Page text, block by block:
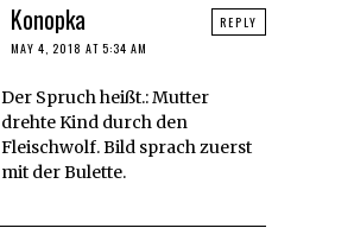
Konopka
MAY 4, 2018 AT 5:34 AM
Der Spruch heißt.: Mutter
drehte Kind durch den
Fleischwolf. Bild sprach zuerst
mit der Bulette.
REPLY